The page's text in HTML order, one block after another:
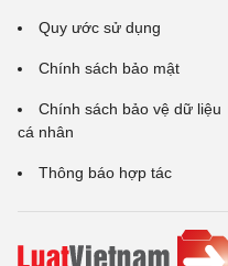
Quy ước sử dụng
Chính sách bảo mật
Chính sách bảo vệ dữ liệu
cá nhân
Thông báo hợp tác